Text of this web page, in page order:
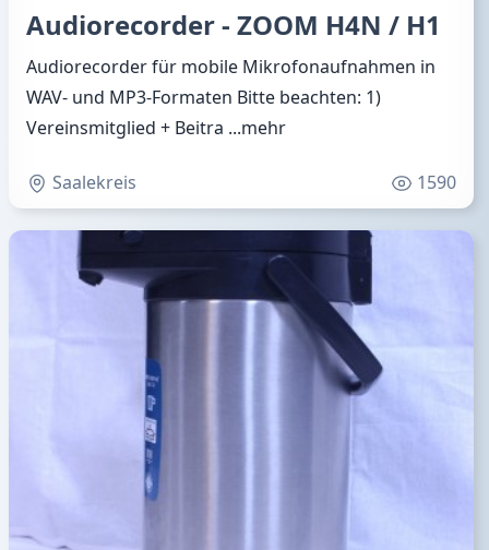
Audiorecorder - ZOOM H4N / H1
Audiorecorder für mobile Mikrofonaufnahmen in
WAV- und MP3-Formaten Bitte beachten: 1)
Vereinsmitglied + Beitra ...mehr
Saalekreis 1590